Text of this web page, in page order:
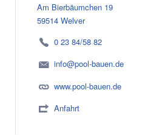
Am Bierbäumchen 19
59514 Welver
0 23 84/58 82
info@pool-bauen.de
www.pool-bauen.de
Anfahrt